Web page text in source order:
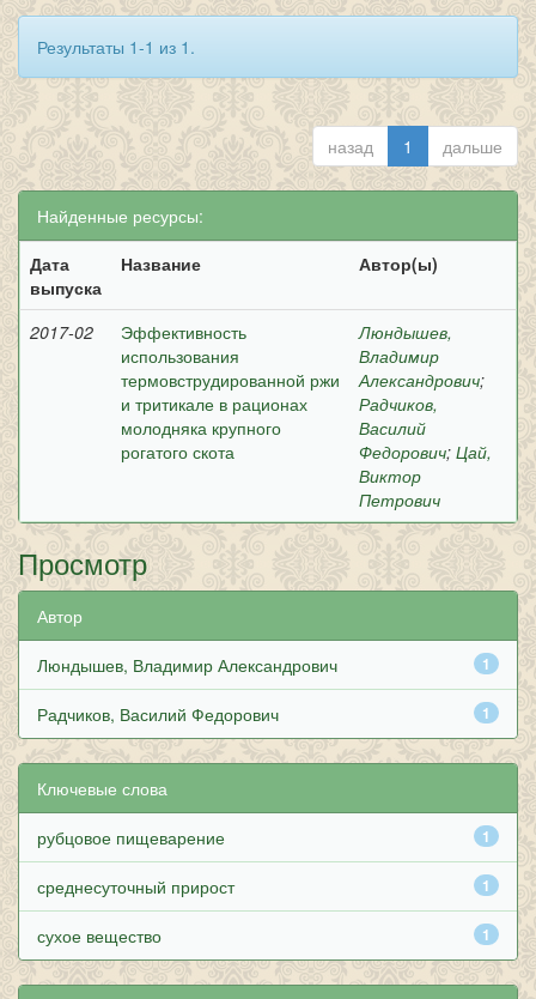
Результаты 1-1 из 1.
назад 1 дальше
Найденные ресурсы:
Дата
выпуска
Название Автор(ы)
2017-02
Эффективность
использования
термовструдированной ржи
и тритикале в рационах
молодняка крупного
рогатого скота
Люндышев,
Владимир
Александрович;
Радчиков,
Василий
Федорович; Цай,
Виктор
Петрович
Просмотр
Автор
1
Люндышев, Владимир Александрович
1
Радчиков, Василий Федорович
Ключевые слова
1
рубцовое пищеварение
1
среднесуточный прирост
1
сухое вещество